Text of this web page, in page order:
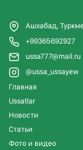
Ашхабад,
+99365692927
ussa777@mail.ru
@ussa_ussayew
Главная
Ussatlar
Новости
Статьи
Фото и видео